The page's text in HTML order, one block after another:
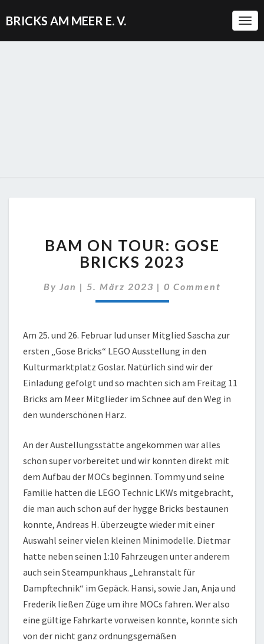
BRICKS AM MEER E. V.
ON
TOUR:
GOSE
BRICKS
BAM ON TOUR: GOSE
BRICKS 2023
By Jan | 5. März 2023 | Comments
0 Comment
Am 25. und 26. Februar lud unser Mitglied Sascha zur
ersten „Gose Bricks“ LEGO Ausstellung in den
Kulturmarktplatz Goslar. Natürlich sind wir der
Einladung gefolgt und so machten sich am Freitag 11
Bricks am Meer Mitglieder im Schnee auf den Weg in
den wunderschönen Harz.
An der Austellungsstätte angekommen war alles
schon super vorbereitet und wir konnten direkt mit
dem Aufbau der MOCs beginnen. Tommy und seine
Familie hatten die LEGO Technic LKWs mitgebracht,
die man auch schon auf der hygge Bricks bestaunen
konnte, Andreas H. überzeugte wieder mit einer
Auswahl seiner vielen kleinen Minimodelle. Dietmar
hatte neben seinen 1:10 Fahrzeugen unter anderem
auch sein Steampunkhaus „Lehranstalt für
Dampftechnik“ im Gepäck. Hansi, sowie Jan, Anja und
Frederik ließen Züge um ihre MOCs fahren. Wer also
eine gültige Fahrkarte vorweisen konnte, konnte sich
von der nicht ganz ordnungsgemäßen